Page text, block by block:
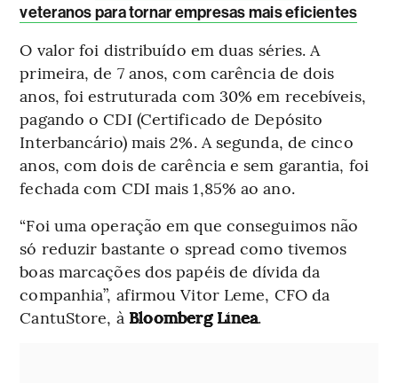
veteranos para tornar empresas mais eficientes
O valor foi distribuído em duas séries. A
primeira, de 7 anos, com carência de dois
anos, foi estruturada com 30% em recebíveis,
pagando o CDI (Certificado de Depósito
Interbancário) mais 2%. A segunda, de cinco
anos, com dois de carência e sem garantia, foi
fechada com CDI mais 1,85% ao ano.
“Foi uma operação em que conseguimos não
só reduzir bastante o spread como tivemos
boas marcações dos papéis de dívida da
companhia”, afirmou Vitor Leme, CFO da
CantuStore, à Bloomberg Línea.